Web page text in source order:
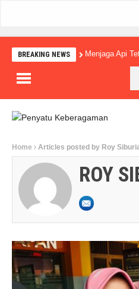
BREAKING NEWS Menjaga Api
Home Articles posted by Roy
ROY